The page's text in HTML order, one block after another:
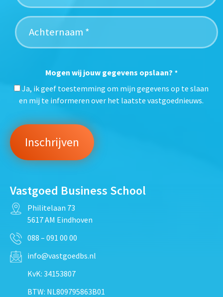
Mogen wij jouw gegevens opslaan? *
Ja, ik geef toestemming om mijn gegevens op te slaan
en mij te informeren over het laatste vastgoednieuws.
Vastgoed Business School
Philitelaan 73
5617 AM Eindhoven
088 – 091 00 00
info@vastgoedbs.nl
KvK: 34153807
BTW: NL809795863B01